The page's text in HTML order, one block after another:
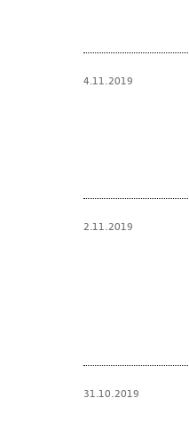
4.11.2019
2.11.2019
31.10.2019